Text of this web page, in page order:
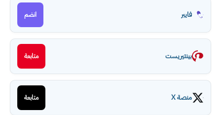
فايبر انضم
بينتيريست متابعة
منصة X متابعة